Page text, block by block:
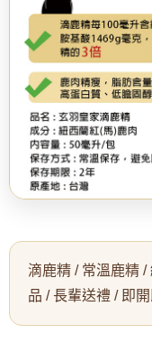
滴鹿精 / 常溫鹿精 /
品 / 長輩送禮 / 即